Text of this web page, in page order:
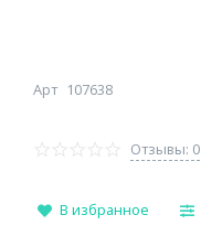
Арт 107638
Отзывы: 0
В избранное